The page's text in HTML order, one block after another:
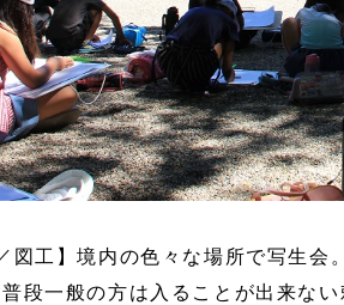
図工】境内の色々な場所で写生会。
段一般の方は入ることが出来ない